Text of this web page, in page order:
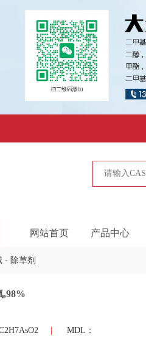
网站首页 产品中心
- 除草剂
,98%
MDL：